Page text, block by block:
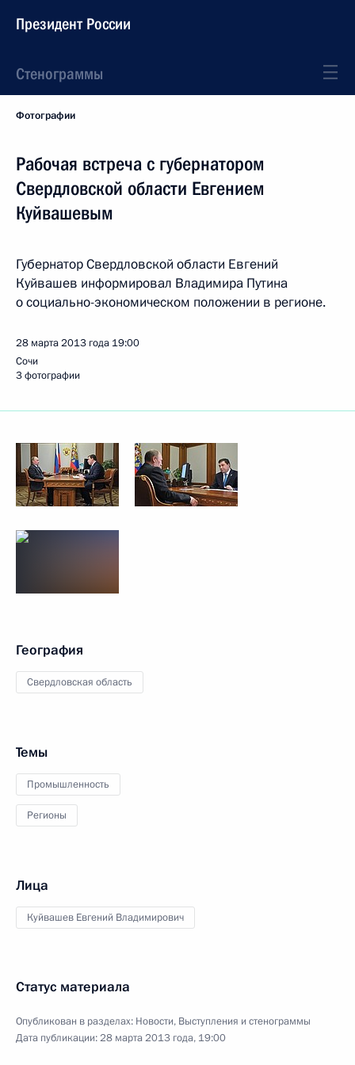
Президент России
Стенограммы
Фотографии
Рабочая встреча с губернатором
Свердловской области Евгением
Куйвашевым
Губернатор Свердловской области Евгений
Куйвашев информировал Владимира Путина
о социально-экономическом положении в регионе.
28 марта 2013 года 19:00
Сочи
3 фотографии
География
Свердловская область
Темы
Промышленность
Регионы
Лица
Куйвашев Евгений Владимирович
Статус материала
Опубликован в разделах: Новости, Выступления и стенограммы
Дата публикации:28 марта 2013 года, 19:00